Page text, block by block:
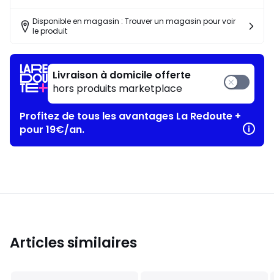
Disponible en magasin : Trouver un magasin pour voir
le produit
Livraison à domicile offerte
hors produits marketplace
Profitez de tous les avantages La Redoute +
pour 19€/an.
Articles similaires